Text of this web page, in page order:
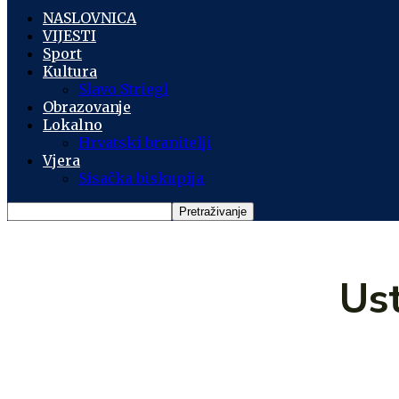
NASLOVNICA
VIJESTI
Sport
Kultura
Slavo Striegl
Obrazovanje
Lokalno
Hrvatski branitelji
Vjera
Sisačka biskupija